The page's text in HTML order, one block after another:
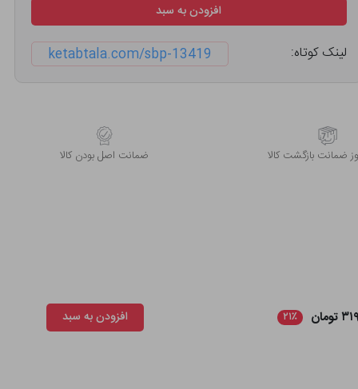
افزودن به سبد
لینک کوتاه: ketabtala.com/sbp-13419
ضمانت بازگشت کالا ﺿﻤﺎﻧﺖ اﺻﻞ ﺑﻮدن ﮐﺎﻟﺎ
۲۱٪ افزودن به سبد